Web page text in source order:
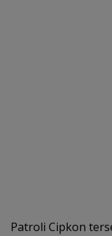
Patroli Cipkon